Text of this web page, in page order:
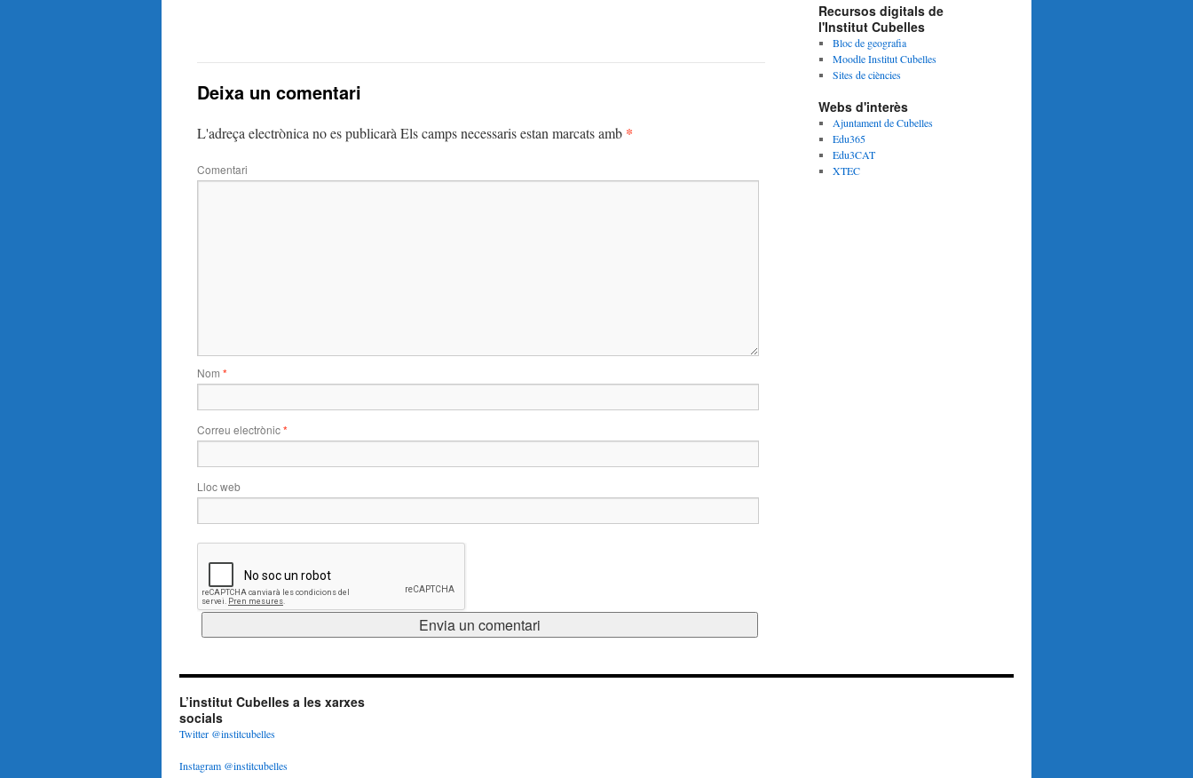
Deixa un comentari
L'adreça electrònica no es publicarà Els camps necessaris estan marcats amb *
Comentari
Nom *
Correu electrònic*
Lloc web
T
E
G
O
R
E
S
A
R
T
Recursos digitals de
l'Institut Cubelles
Bloc de geografia
Moodle Institut Cubelles
Sites de ciències
Webs d'interès
Ajuntament de Cubelles
Edu365
Edu3CAT
XTEC
L’institut Cubelles a les xarxes
socials
Twitter @institcubelles
Instagram @institcubelles